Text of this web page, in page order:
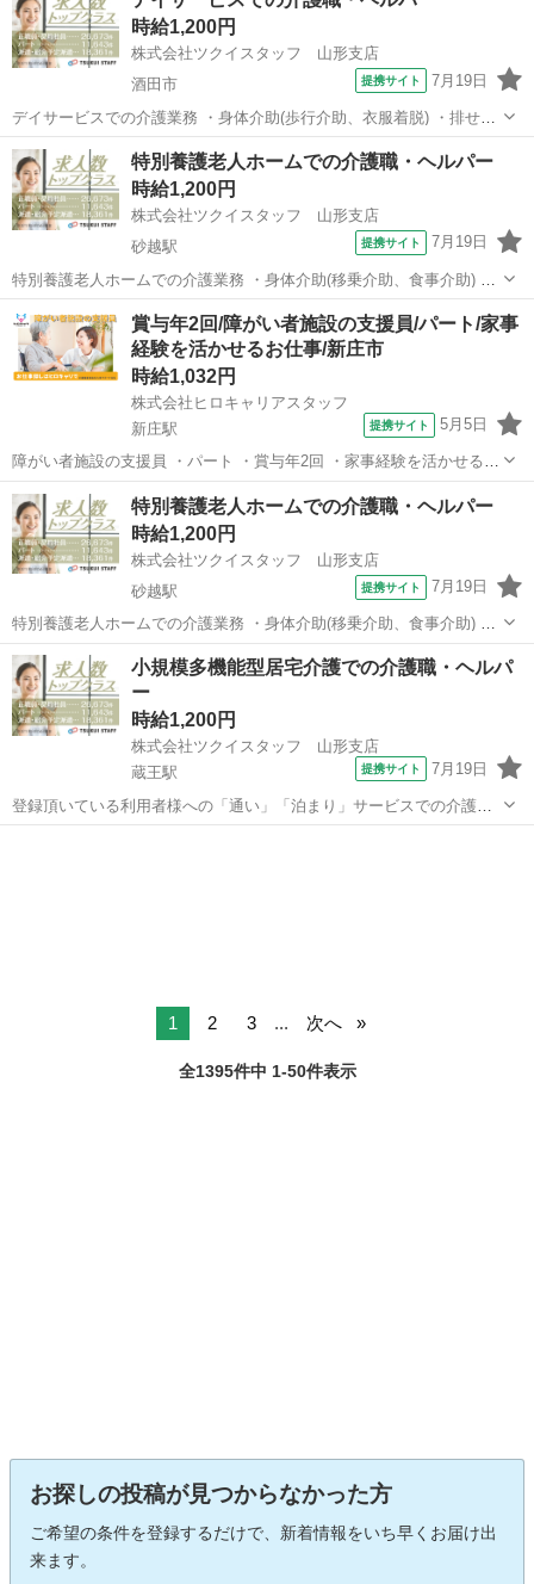
ン注射等) ・医療用物品管...
時給1,200円
株式会社ツクイスタッフ 山形支店
酒田市
提携サイト 7月19日
デイサービスでの介護業務 ・身体介助(歩行介助、衣服着脱) ・排せつ
介助(トイレ誘導) ・入浴介助(一般浴、機械浴) ・食事配膳/下膳 ・口腔
体操、口腔ケア ・レクリエーション企画、実施 ・介護記録、デイルー
ム清掃 無資格...
山形 酒田市 その他
特別養護老人ホームでの介護職・ヘルパー
時給1,200円
株式会社ツクイスタッフ 山形支店
砂越駅
提携サイト 7月19日
特別養護老人ホームでの介護業務 ・身体介助(移乗介助、食事介助) ・
入浴介助(一般浴、機械浴) ・排せつ介助(トイレ誘導、オムツ交換) ・
食事配膳、下膳 ・口腔体操、口腔ケア ・レクリエーション企画、実施
・生活環境の整備(...
山形 酒田市 砂越駅 その他
賞与年2回/障がい者施設の支援員/パート/家事
経験を活かせるお仕事/新庄市
時給1,032円
株式会社ヒロキャリアスタッフ
新庄駅
提携サイト 5月5日
障がい者施設の支援員 ・パート ・賞与年2回 ・家事経験を活かせるお
仕事 ・新庄市 障害者総合支援法による共同生活援助(グループホーム)
事業所 において入所者様の日常生活をサポートする仕事です。 ・食事
の提供 ・入浴支...
山形 新庄駅 その他
特別養護老人ホームでの介護職・ヘルパー
時給1,200円
株式会社ツクイスタッフ 山形支店
砂越駅
提携サイト 7月19日
特別養護老人ホームでの介護業務 ・身体介助(移乗介助、食事介助) ・
入浴介助(一般浴、機械浴) ・排せつ介助(トイレ誘導、オムツ交換) ・
食事配膳、下膳 ・口腔体操、口腔ケア ・レクリエーション企画、実施
・生活環境の整備(...
山形 酒田市 砂越駅 その他
小規模多機能型居宅介護での介護職・ヘルパ
ー
時給1,200円
株式会社ツクイスタッフ 山形支店
蔵王駅
提携サイト 7月19日
登録頂いている利用者様への「通い」「泊まり」サービスでの介護業
務 ・身体介助(着脱介助、歩行補助) ・排せつ介助(トイレ誘導) ・入浴
1 2 3 ... 次へ
全1395件中 1-50件表示
お探しの投稿が見つからなかった方
ご希望の条件を登録するだけで、新着情報をいち早くお届け出
来ます。